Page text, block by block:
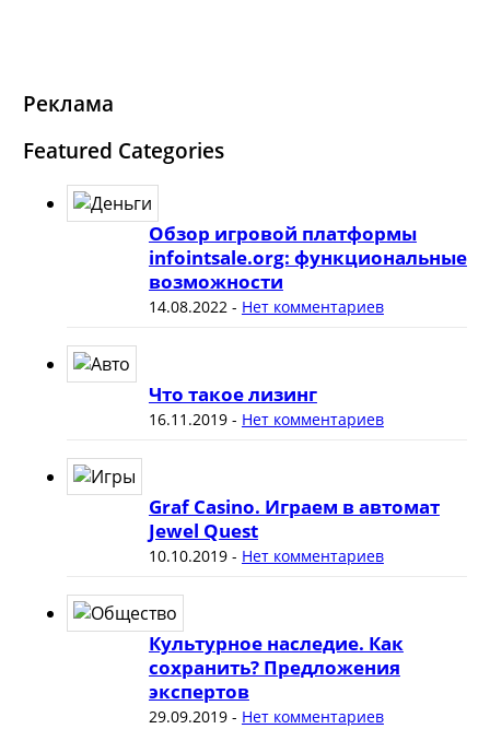
Реклама
Featured Categories
Обзор игровой платформы
infointsale.org: функциональные
возможности
14.08.2022- Нет комментариев
Что такое лизинг
16.11.2019- Нет комментариев
Graf Casino. Играем в автомат
Jewel Quest
10.10.2019- Нет комментариев
Культурное наследие. Как
сохранить? Предложения
экспертов
29.09.2019- Нет комментариев